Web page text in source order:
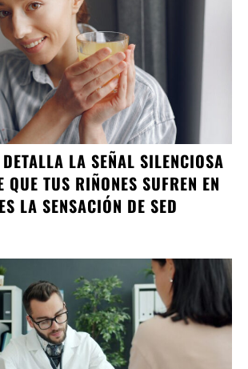
LA SEÑAL SILENCIOSA
QUE TUS RIÑONES SUFREN EN
LA SENSACIÓN DE SED